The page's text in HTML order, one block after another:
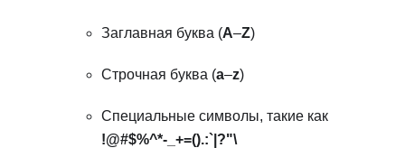
Заглавная буква (A–Z)
Строчная буква (a–z)
Специальные символы, такие как
!@#$%^*-_+=().:`|?"\